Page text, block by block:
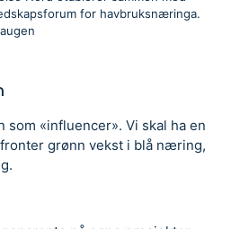
for havbruksnæringa.
som «influencer». Vi skal ha en
grønn vekst i blå næring,